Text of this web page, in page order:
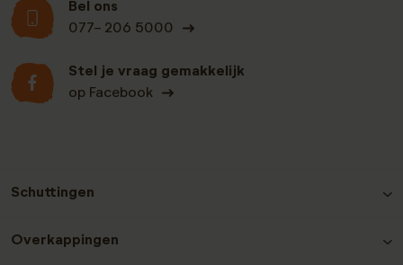
Bel ons
077- 206 5000
Stel je vraag gemakkelijk
op Facebook
Schuttingen
Hout-beton schutting Nobifix
Overkappingen